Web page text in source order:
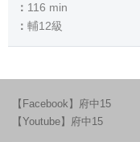
116 min
輔12級
【Facebook】府中15
【Youtube】府中15